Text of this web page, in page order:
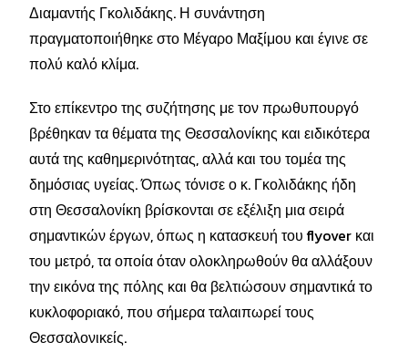
Διαμαντής Γκολιδάκης. Η συνάντηση
πραγματοποιήθηκε στο Μέγαρο Μαξίμου και έγινε σε
πολύ καλό κλίμα.
Στο επίκεντρο της συζήτησης με τον πρωθυπουργό
βρέθηκαν τα θέματα της Θεσσαλονίκης και ειδικότερα
αυτά της καθημερινότητας, αλλά και του τομέα της
δημόσιας υγείας. Όπως τόνισε ο κ. Γκολιδάκης ήδη
στη Θεσσαλονίκη βρίσκονται σε εξέλιξη μια σειρά
σημαντικών έργων, όπως η κατασκευή του flyover και
του μετρό, τα οποία όταν ολοκληρωθούν θα αλλάξουν
την εικόνα της πόλης και θα βελτιώσουν σημαντικά το
κυκλοφοριακό, που σήμερα ταλαιπωρεί τους
Θεσσαλονικείς.